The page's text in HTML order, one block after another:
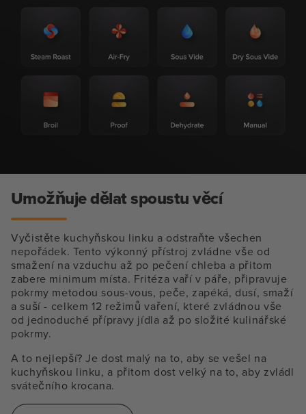
Umožňuje dělat spoustu věcí
Vyčistěte kuchyňskou linku a odstraňte všechen
nepořádek. Tento výkonný přístroj zvládne vše od
smažení na vzduchu až po pečení chleba a přitom
zabere minimum místa. Fritéza vaří v páře, připravuje
pokrmy metodou sous-vous, peče, zapéká, dusí, smaží
a suší - celkem 12 režimů vaření, které zvládnou vše
od jednoduché přípravy jídla až po složité kulinářské
pokrmy.
A to nejlepší? Je dost malý na to, aby se vešel na
kuchyňskou linku, a přitom dost velký na to, aby zvládl
svátečního krocana.